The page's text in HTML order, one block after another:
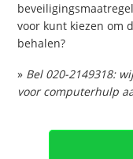
voor kunt kiezen om
behalen?
» Bel 020-2149318:
voor computerhulp